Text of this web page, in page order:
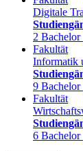
Digitale
2 Bachelor
Fakultät
Informatik
9 Bachelor
Fakultät
6 Bachelor